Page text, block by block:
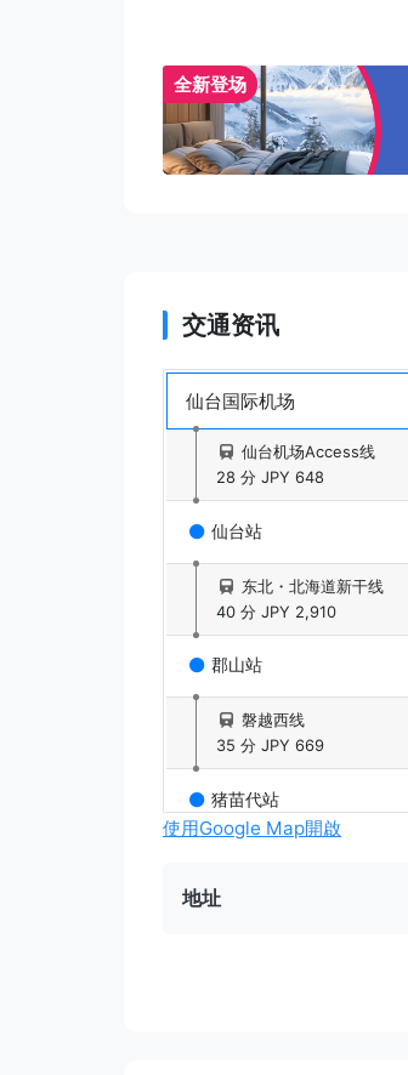
全新登场
交通资讯
仙台机场Access线
28 分 JPY 648
仙台站
东北・北海道新干线
40 分 JPY 2,910
郡山站
磐越西线
35 分 JPY 669
猪苗代站
使用Google Map開啟
地址